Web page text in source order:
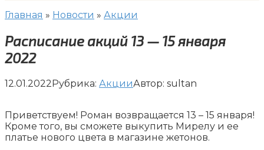
Главная » Новости » Акции
Расписание акций 13 — 15 января
2022
12.01.2022Рубрика: АкцииАвтор: sultan
Приветствуем! Роман возвращается 13 – 15 января!
Кроме того, вы сможете выкупить Мирелу и ее
платье нового цвета в магазине жетонов.